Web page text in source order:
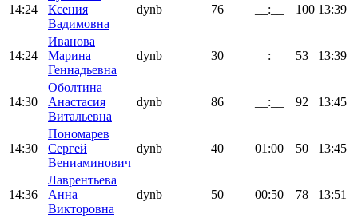
14:24
Ксения
Вадимовна
dynb 76 __:__ 100 13:39
14:24
Иванова
Марина
Геннадьевна
dynb 30 __:__ 53 13:39
14:30
Оболтина
Анастасия
Витальевна
dynb 86 __:__ 92 13:45
14:30
Пономарев
Сергей
Вениаминович
dynb 40 01:00 50 13:45
14:36
Лаврентьева
Анна
Викторовна
dynb 50 00:50 78 13:51